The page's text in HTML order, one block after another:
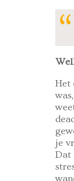
Het
je
Dat